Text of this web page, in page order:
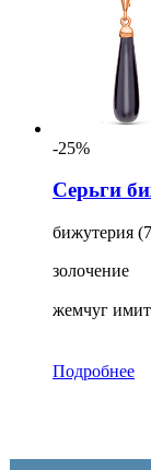
-25%
Серьги
бижутерия
золочение
жемчуг
Подробнее